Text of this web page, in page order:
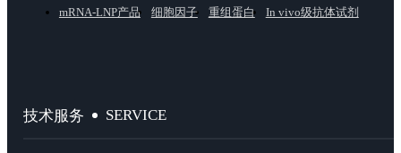
mRNA-LNP产品
细胞因子 重组蛋白 In vivo级抗体试剂
技术服务 SERVICE